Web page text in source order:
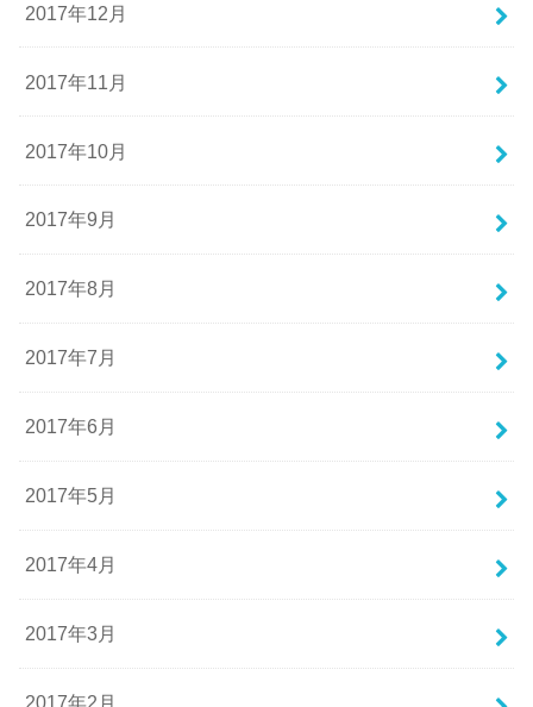
2017年12月
2017年11月
2017年10月
2017年9月
2017年8月
2017年7月
2017年6月
2017年5月
2017年4月
2017年3月
2017年2月